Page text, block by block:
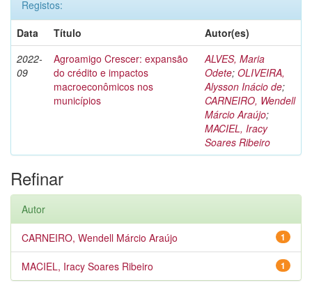
Registos:
Data
Título
Autor(es)
2022-
09
Agroamigo Crescer: expansão
do crédito e impactos
macroeconômicos nos
municípios
ALVES, Maria
Odete; OLIVEIRA,
Alysson Inácio de;
CARNEIRO, Wendell
Márcio Araújo;
MACIEL, Iracy
Soares Ribeiro
Refinar
Autor
1
CARNEIRO, Wendell Márcio Araújo
1
MACIEL, Iracy Soares Ribeiro